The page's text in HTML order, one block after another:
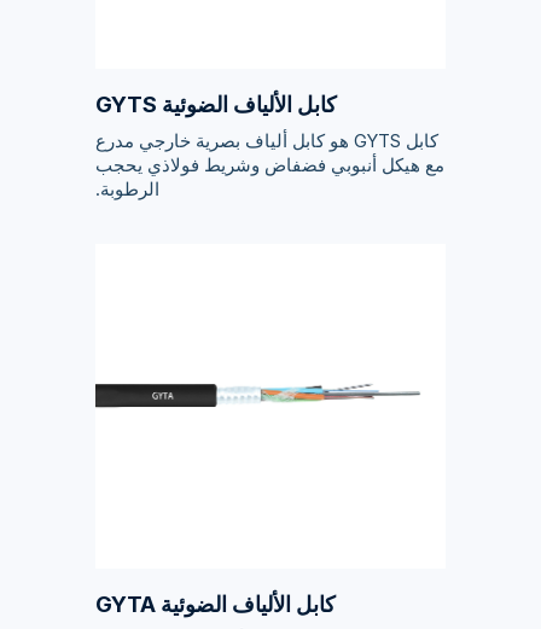
كابل الألياف الضوئية GYTS
كابل GYTS هو كابل ألياف بصرية خارجي مدرع
مع هيكل أنبوبي فضفاض وشريط فولاذي يحجب
الرطوبة.
كابل الألياف الضوئية GYTA